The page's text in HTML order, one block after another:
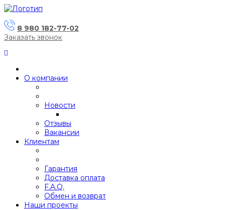
8 980 182-77-02
Заказать звонок
О компании
Новости
Отзывы
Вакансии
Клиентам
Гарантия
Доставка оплата
F.A.Q.
Обмен и возврат
Наши проекты